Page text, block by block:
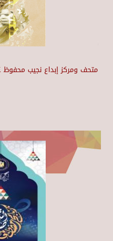
متحف ومركز إبداع نجيب محفوظ ١١٤ عاماً على ميلاد صاحب الثلاثية